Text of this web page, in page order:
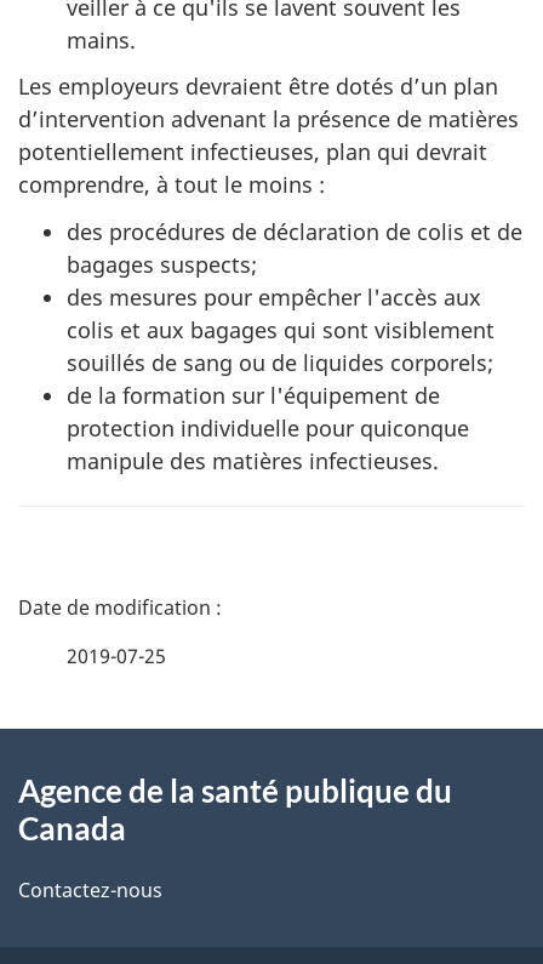
veiller à ce qu'ils se lavent souvent les
mains.
Les employeurs devraient être dotés d’un plan
d’intervention advenant la présence de matières
potentiellement infectieuses, plan qui devrait
comprendre, à tout le moins :
des procédures de déclaration de colis et de
bagages suspects;
des mesures pour empêcher l'accès aux
colis et aux bagages qui sont visiblement
souillés de sang ou de liquides corporels;
de la formation sur l'équipement de
protection individuelle pour quiconque
manipule des matières infectieuses.
D
i
s
2019-07-25
propos
de
ce
Agence de la santé publique du
Canada
Contactez-nous